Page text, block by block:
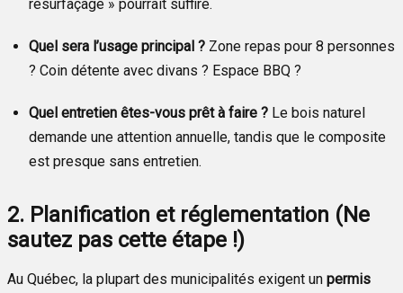
resurfaçage » pourrait suffire.
Quel sera l’usage principal ? Zone repas pour 8 personnes
? Coin détente avec divans ? Espace BBQ ?
Quel entretien êtes-vous prêt à faire ? Le bois naturel
demande une attention annuelle, tandis que le composite
est presque sans entretien.
2. Planification et réglementation (Ne
sautez pas cette étape !)
Au Québec, la plupart des municipalités exigent un permis